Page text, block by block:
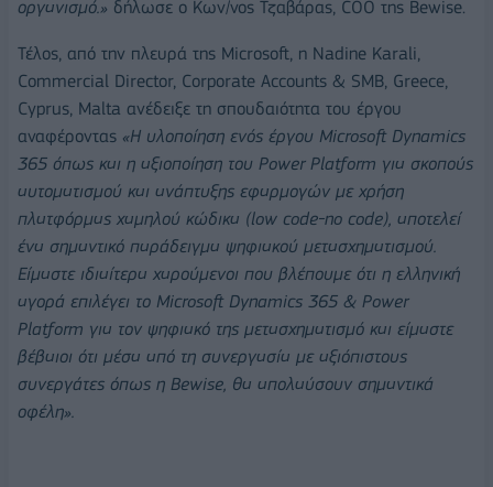
οργανισμό.» δήλωσε ο Κων/νος Τζαβάρας, COO της Bewise.
Τέλος, από την πλευρά της Microsoft, η Nadine Karali,
Commercial Director, Corporate Accounts & SMB, Greece,
Cyprus, Malta ανέδειξε τη σπουδαιότητα του έργου
αναφέροντας «Η υλοποίηση ενός έργου Microsoft Dynamics
365 όπως και η αξιοποίηση του Power Platform για σκοπούς
αυτοματισμού και ανάπτυξης εφαρμογών με χρήση
πλατφόρμας χαμηλού κώδικα (low code-no code), αποτελεί
ένα σημαντικό παράδειγμα ψηφιακού μετασχηματισμού.
Είμαστε ιδιαίτερα χαρούμενοι που βλέπουμε ότι η ελληνική
αγορά επιλέγει το Microsoft Dynamics 365 & Power
Platform για τον ψηφιακό της μετασχηματισμό και είμαστε
βέβαιοι ότι μέσα από τη συνεργασία με αξιόπιστους
συνεργάτες όπως η Bewise, θα απολαύσουν σημαντικά
οφέλη».